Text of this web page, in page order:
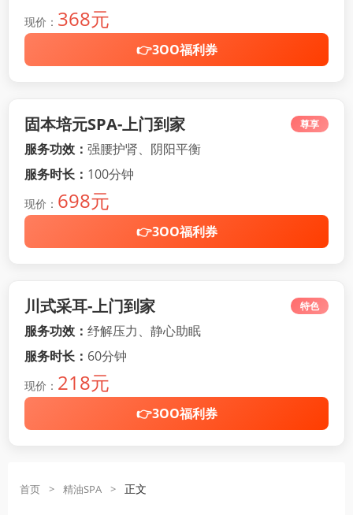
现价： 368元
👉3OO福利券
固本培元SPA-上门到家 尊享
服务功效： 强腰护肾、阴阳平衡
服务时长： 100分钟
现价： 698元
👉3OO福利券
川式采耳-上门到家 特色
服务功效： 纾解压力、静心助眠
服务时长： 60分钟
现价： 218元
👉3OO福利券
首页 > 精油SPA > 正文